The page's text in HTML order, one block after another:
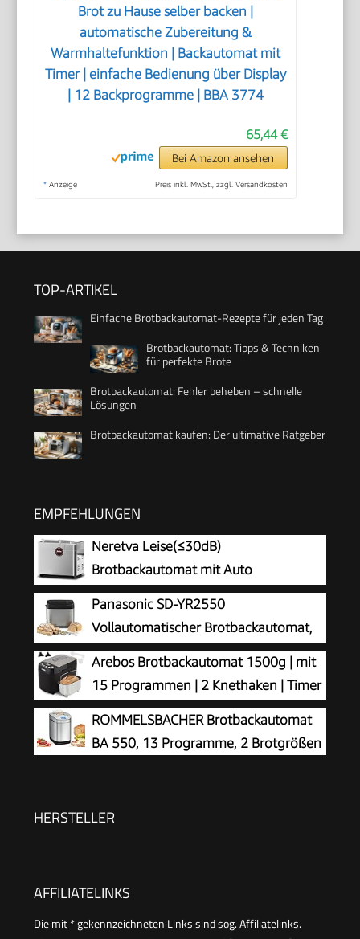
Brot zu Hause selber backen |
automatische Zubereitung &
Warmhaltefunktion | Backautomat mit
Timer | einfache Bedienung über Display
| 12 Backprogramme | BBA 3774
65,44 €
Bei Amazon ansehen
* Anzeige Preis inkl. MwSt., zzgl. Versandkosten
TOP-ARTIKEL
Einfache Brotbackautomat-Rezepte für jeden Tag
Brotbackautomat: Tipps & Techniken
für perfekte Brote
Brotbackautomat: Fehler beheben – schnelle
Lösungen
Brotbackautomat kaufen: Der ultimative Ratgeber
EMPFEHLUNGEN
Neretva Leise(≤30dB)
Brotbackautomat mit Auto
Zutatenfach & Doppelheizung
Panasonic SD-YR2550
Vollautomatischer Brotbackautomat,
horizontales Design, Rosinen-
Nussverteiler und Hefespender, 31 automatische
Programme, zwei Temperatursensoren, 13-
Stunden-Zeitvorwahl, Silber
Arebos Brotbackautomat 1500g | mit
15 Programmen | 2 Knethaken | Timer
| LCD Display | 3 Bräunungsgrade und
Brotgrößen | 850 W | Schwarz
ROMMELSBACHER Brotbackautomat
BA 550, 13 Programme, 2 Brotgrößen
HERSTELLER
AFFILIATELINKS
Die mit * gekennzeichneten Links sind sog. Affiliatelinks.